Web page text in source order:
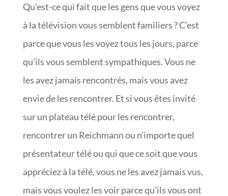
Qu’est-ce qui fait que les gens que vous voyez
à la télévision vous semblent familiers ? C’est
parce que vous les voyez tous les jours, parce
qu’ils vous semblent sympathiques. Vous ne
les avez jamais rencontrés, mais vous avez
envie de les rencontrer. Et si vous êtes invité
sur un plateau télé pour les rencontrer,
rencontrer un Reichmann ou n’importe quel
présentateur télé ou qui que ce soit que vous
appréciez à la télé, vous ne les avez jamais vus,
mais vous voulez les voir parce qu’ils vous ont